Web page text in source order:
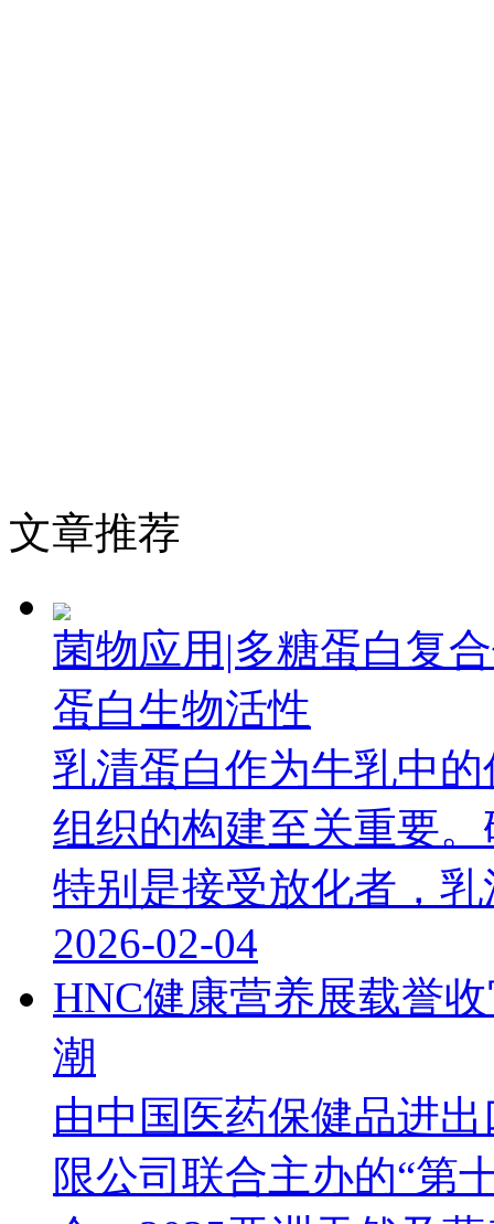
文章推荐
菌物应用|多糖蛋白复
蛋白生物活性
乳清蛋白作为牛乳中
组织的构建至关重要
特别是接受放化者，
2026-02-04
HNC健康营养展载誉
潮
由中国医药保健品进
限公司联合主办的“第